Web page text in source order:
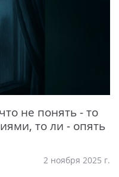
не понять - то
то ли - опять
2 ноября 2025 г.